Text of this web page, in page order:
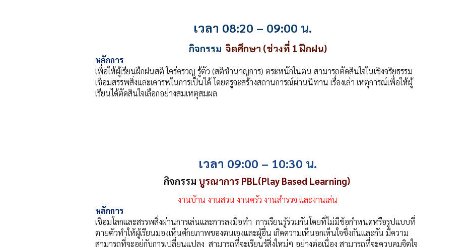
เวลา 08:20 – 09:00 น.
กิจกรรม จิตศึกษา (ช่วงที่ 1 ฝึกฝน)
หลักการ
เพื่อให้ผู้เรียนฝึกฝนสติ ใคร่ครวญ รู้ตัว (สติชำนาญการ) ตระหนักในตน สามารถตัดสินใจในเชิงจริยธรรม
เชื่อมสรรพสิ่งและเคารพในการเป็นได้ โดยครูจะสร้างสถานการณ์ผ่านนิทาน เรื่องเล่า เหตุการณ์เพื่อให้ผู้
เรียนได้ตัดสินใจเลือกอย่างสมเหตุสมผล
เวลา 09:00 – 10:30 น.
กิจกรรม บูรณาการ PBL(Play Based Learning)
งานบ้าน งานสวน งานครัว งานสำรวจ และงานเล่น
หลักการ
เชื่อมโลกและสรรพสิ่งผ่านการเล่นและการลงมือทำ การเรียนรู้ร่วมกันโดยที่ไม่มีข้อกำหนดหรือรูปแบบที่
ตายตัวทำให้ผู้เรียนมองเห็นศักยภาพของตนเองและผู้อื่น เกิดความเห็นอกเห็นใจซึ่งกันและกัน มีความ
สามารถที่จะอยู่กับการเปลี่ยนแปลง สามารถที่จะเรียนรู้สิ่งใหม่ๆ อย่างต่อเนื่อง สามารถที่จะควบคุมจิตใจ